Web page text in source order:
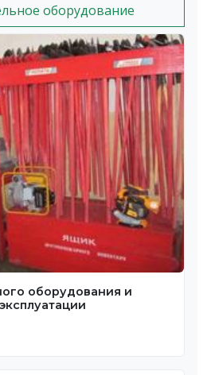
оборудование
оборудования и